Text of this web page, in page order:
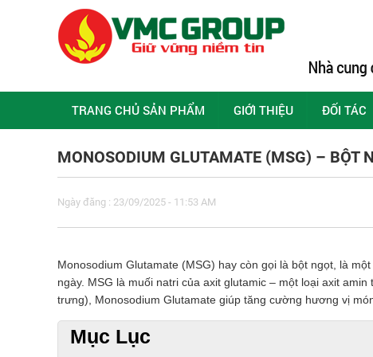
TRANG CHỦ SẢN PHẨM GIỚI THIỆU ĐỐI TÁC
MONOSODIUM GLUTAMATE (MSG) – BỘT
Ngày đăng : 23/09/2025 - 11:53 AM
Monosodium Glutamate (MSG) hay còn gọi là bột ngọt, là
ngày. MSG là muối natri của axit glutamic – một loại axit
trưng), Monosodium Glutamate giúp tăng cường hương vị
Mục Lục